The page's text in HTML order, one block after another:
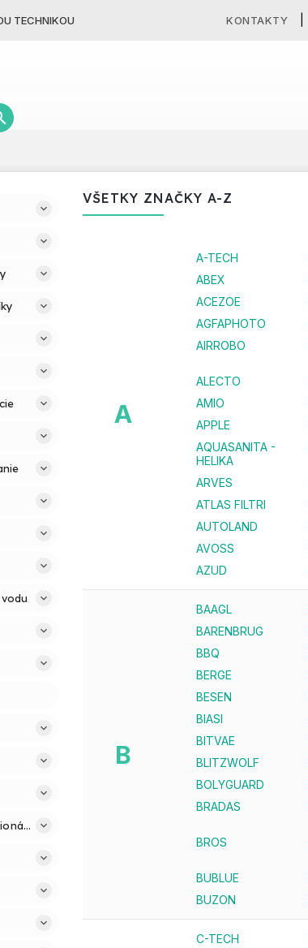
TECHNIKOU KONTAKTY
Kúrenie HEPWORTH profesionálne a jednoducho
VŠETKY ZNAČKY A-Z
A
A-TECH
ABEX
ACEZOE
AGFAPHOTO
AIRROBO
ALECTO
AMIO
APPLE
AQUASANITA -
HELIKA
ARVES
ATLAS FILTRI
AUTOLAND
AVOSS
AZUD
B
BAAGL
BARENBRUG
BBQ
BERGE
BESEN
BIASI
BITVAE
BLITZWOLF
BOLYGUARD
BRADAS
BROS
BUBLUE
BUZON
C-TECH